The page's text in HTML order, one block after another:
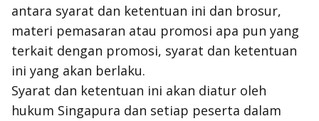
antara syarat dan ketentuan ini dan brosur,
materi pemasaran atau promosi apa pun yang
terkait dengan promosi, syarat dan ketentuan
ini yang akan berlaku.
Syarat dan ketentuan ini akan diatur oleh
hukum Singapura dan setiap peserta dalam